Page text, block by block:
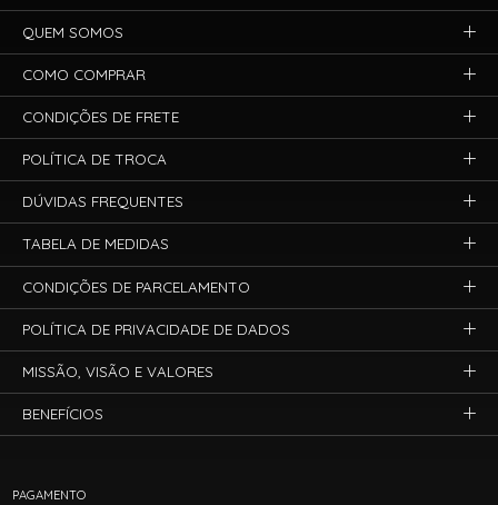
PAGAMENTO
QUEM SOMOS
COMO COMPRAR
CONDIÇÕES DE FRETE
POLÍTICA DE TROCA
DÚVIDAS FREQUENTES
TABELA DE MEDIDAS
CONDIÇÕES DE PARCELAMENTO
POLÍTICA DE PRIVACIDADE DE DADOS
MISSÃO, VISÃO E VALORES
BENEFÍCIOS